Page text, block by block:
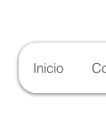
Inicio